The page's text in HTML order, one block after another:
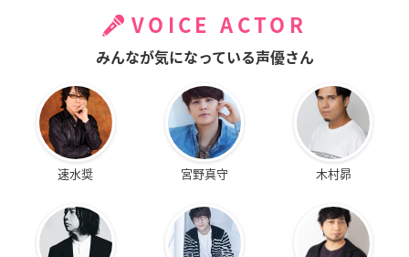
VOICE ACTOR
みんなが気になっている声優さん
速水奨 宮野真守 木村昴